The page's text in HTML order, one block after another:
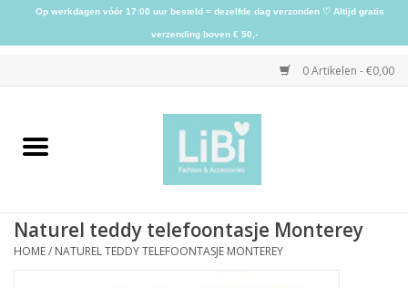
0 Artikelen - €0,00
Home
Kleding
Naturel teddy telefoontasje Monterey
HOME/ NATUREL TEDDY TELEFOONTASJE MONTEREY
Op werkdagen vóór 17:00 uur besteld = dezelfde dag verzonden ♡ Altijd gratis
verzending boven € 50,-